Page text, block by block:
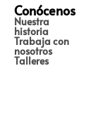
Conócenos
Nuestra
historia
Trabaja con
nosotros
Talleres